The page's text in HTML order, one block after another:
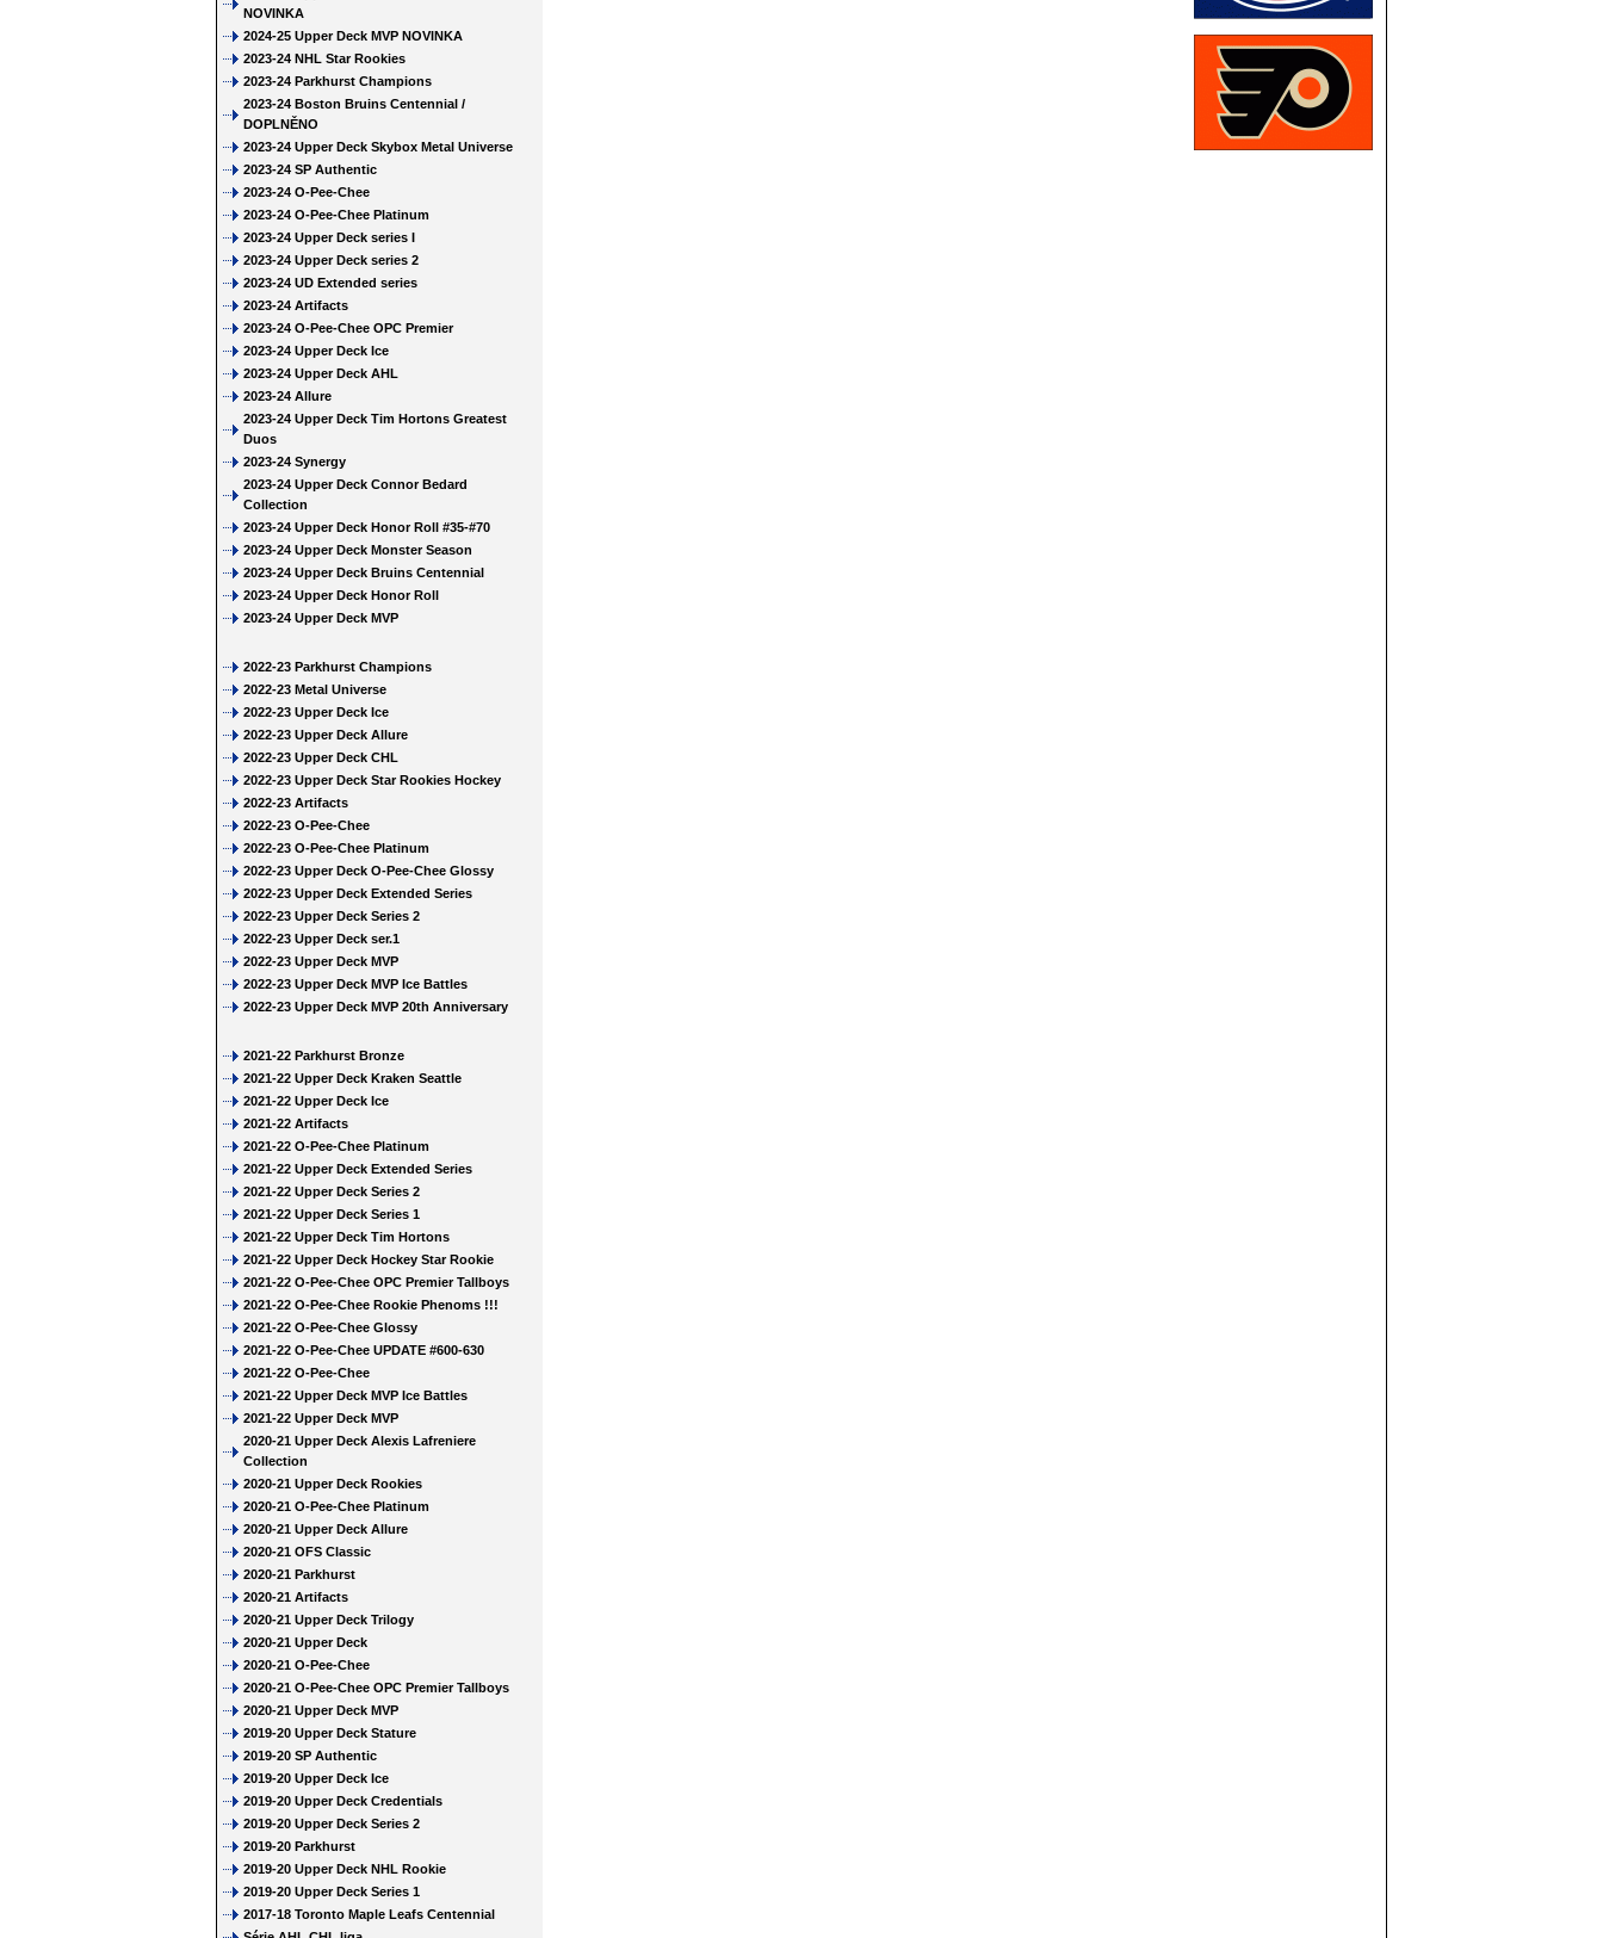
NOVINKA
2024-25 Upper Deck MVP NOVINKA
2023-24 NHL Star Rookies
2023-24 Parkhurst Champions
2023-24 Boston Bruins Centennial /
DOPLNĚNO
2023-24 Upper Deck Skybox Metal Universe
2023-24 SP Authentic
2023-24 O-Pee-Chee
2023-24 O-Pee-Chee Platinum
2023-24 Upper Deck series I
2023-24 Upper Deck series 2
2023-24 UD Extended series
2023-24 Artifacts
2023-24 O-Pee-Chee OPC Premier
2023-24 Upper Deck Ice
2023-24 Upper Deck AHL
2023-24 Allure
2023-24 Upper Deck Tim Hortons Greatest
Duos
2023-24 Synergy
2023-24 Upper Deck Connor Bedard
Collection
2023-24 Upper Deck Honor Roll #35-#70
2023-24 Upper Deck Monster Season
2023-24 Upper Deck Bruins Centennial
2023-24 Upper Deck Honor Roll
2023-24 Upper Deck MVP
2022-23 Parkhurst Champions
2022-23 Metal Universe
2022-23 Upper Deck Ice
2022-23 Upper Deck Allure
2022-23 Upper Deck CHL
2022-23 Upper Deck Star Rookies Hockey
2022-23 Artifacts
2022-23 O-Pee-Chee
2022-23 O-Pee-Chee Platinum
2022-23 Upper Deck O-Pee-Chee Glossy
2022-23 Upper Deck Extended Series
2022-23 Upper Deck Series 2
2022-23 Upper Deck ser.1
2022-23 Upper Deck MVP
2022-23 Upper Deck MVP Ice Battles
2022-23 Upper Deck MVP 20th Anniversary
2021-22 Parkhurst Bronze
2021-22 Upper Deck Kraken Seattle
2021-22 Upper Deck Ice
2021-22 Artifacts
2021-22 O-Pee-Chee Platinum
2021-22 Upper Deck Extended Series
2021-22 Upper Deck Series 2
2021-22 Upper Deck Series 1
2021-22 Upper Deck Tim Hortons
2021-22 Upper Deck Hockey Star Rookie
2021-22 O-Pee-Chee OPC Premier Tallboys
2021-22 O-Pee-Chee Rookie Phenoms !!!
2021-22 O-Pee-Chee Glossy
2021-22 O-Pee-Chee UPDATE #600-630
2021-22 O-Pee-Chee
2021-22 Upper Deck MVP Ice Battles
2021-22 Upper Deck MVP
2020-21 Upper Deck Alexis Lafreniere
Collection
2020-21 Upper Deck Rookies
2020-21 O-Pee-Chee Platinum
2020-21 Upper Deck Allure
2020-21 OFS Classic
2020-21 Parkhurst
2020-21 Artifacts
2020-21 Upper Deck Trilogy
2020-21 Upper Deck
2020-21 O-Pee-Chee
2020-21 O-Pee-Chee OPC Premier Tallboys
2020-21 Upper Deck MVP
2019-20 Upper Deck Stature
2019-20 SP Authentic
2019-20 Upper Deck Ice
2019-20 Upper Deck Credentials
2019-20 Upper Deck Series 2
2019-20 Parkhurst
2019-20 Upper Deck NHL Rookie
2019-20 Upper Deck Series 1
2017-18 Toronto Maple Leafs Centennial